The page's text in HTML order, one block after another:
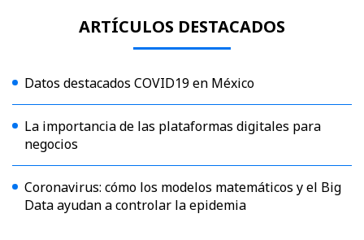
ARTÍCULOS DESTACADOS
Datos destacados COVID19 en México
La importancia de las plataformas digitales para
negocios
Coronavirus: cómo los modelos matemáticos y el Big
Data ayudan a controlar la epidemia